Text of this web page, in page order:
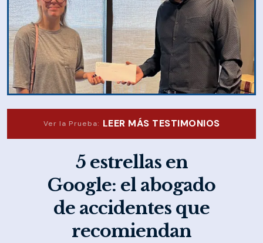
Ver la Prueba: LEER MÁS TESTIMONIOS
5 estrellas en
Google: el abogado
de accidentes que
recomiendan